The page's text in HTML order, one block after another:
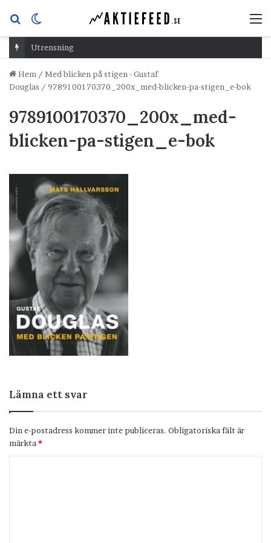
Sök
efterskin
Utrensning
Hem / Med blicken på stigen - Gustaf
Douglas / 9789100170370_200x_med-blicken-pa-stigen_e-bok
9789100170370_200x_med-
blicken-pa-stigen_e-bok
Lämna ett svar
Din e-postadress kommer inte publiceras. Obligatoriska fält är
märkta *